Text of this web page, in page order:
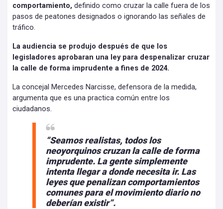
comportamiento, definido como cruzar la calle fuera de los
pasos de peatones designados o ignorando las señales de
tráfico.
La audiencia se produjo después de que los
legisladores aprobaran una ley para despenalizar cruzar
la calle de forma imprudente a fines de 2024.
La concejal Mercedes Narcisse, defensora de la medida,
argumenta que es una practica común entre los
ciudadanos.
“Seamos realistas, todos los
neoyorquinos cruzan la calle de forma
imprudente. La gente simplemente
intenta llegar a donde necesita ir. Las
leyes que penalizan comportamientos
comunes para el movimiento diario no
deberían existir”.